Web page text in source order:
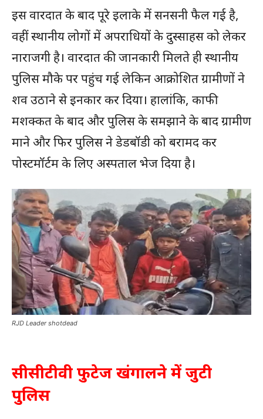
इस वारदात के बाद पूरे इलाके में सनसनी फैल गई है,
वहीं स्थानीय लोगों में अपराधियों के दुस्साहस को लेकर
नाराजगी है। वारदात की जानकारी मिलते ही स्थानीय
पुलिस मौके पर पहुंच गई लेकिन आक्रोशित ग्रामीणों ने
शव उठाने से इनकार कर दिया। हालांकि, काफी
मशक्कत के बाद और पुलिस के समझाने के बाद ग्रामीण
माने और फिर पुलिस ने डेडबॉडी को बरामद कर
पोस्टमॉर्टम के लिए अस्पताल भेज दिया है।
RJD Leader shotdead
सीसीटीवी फुटेज खंगालने में जुटी
पुलिस